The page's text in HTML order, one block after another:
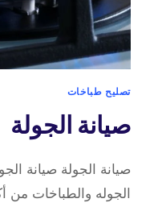
تصليح طباخات
صيانة الجولة
الجوله والطباخات من